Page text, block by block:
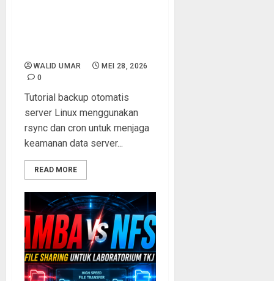
WALID UMAR
MEI 28, 2026
0
Tutorial backup otomatis
server Linux menggunakan
rsync dan cron untuk menjaga
keamanan data server...
READ MORE